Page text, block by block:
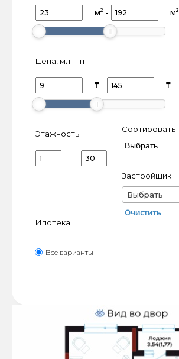
м² - м²
Цена, млн. тг.
млн.
тг
₸ -
млн.
тг
₸
Этажность
-
Сортировать
Застройщик
Выбрать
Ипотека
Все варианты
Очистить